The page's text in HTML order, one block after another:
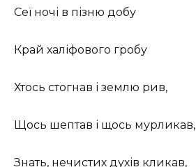
Сеї ночі в пізню добу
Край халіфового гробу
Хтось стогнав і землю рив,
Щось шептав і щось мурликав,
Знать, нечистих духів кликав,